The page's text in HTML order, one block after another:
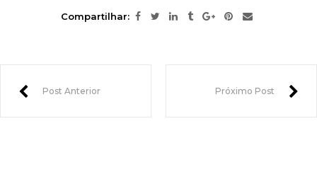
Compartilhar:
Post Anterior Próximo Post